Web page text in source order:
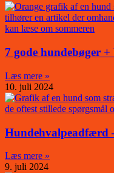
7 gode hundebøger
Læs mere »
10. juli 2024
Hundehvalpeadfærd
Læs mere »
9. juli 2024